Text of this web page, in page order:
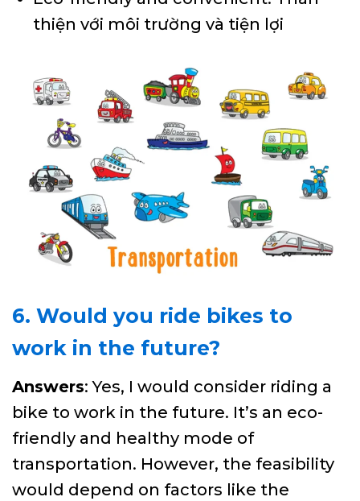
thiện với môi trường và tiện lợi
6. Would you ride bikes to
work in the future?
Answers: Yes, I would consider riding a
bike to work in the future. It’s an eco-
friendly and healthy mode of
transportation. However, the feasibility
would depend on factors like the